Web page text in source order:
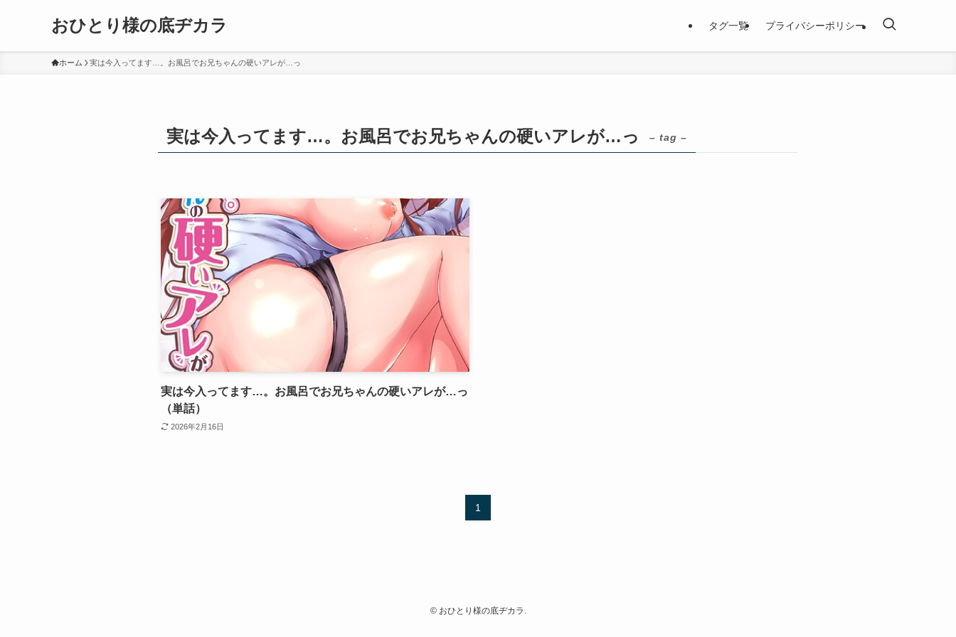
おひとり様の底ヂカラ タグ一覧 プライバシーポリシー
ホーム 実は今入ってます…。お風呂でお兄ちゃんの硬いアレが…っ
実は今入ってます…。お風呂でお兄ちゃんの硬いアレが…っ – tag –
実は今入ってます…。お風呂でお兄ちゃんの硬いアレが…っ
（単話）
2026年2月16日
1
©おひとり様の底ヂカラ.